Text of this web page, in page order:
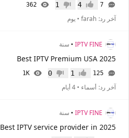
7 إعجاب4 عدم إعجاب
1
362
آخر رد: farah
• يوم
IPTV FINE
• سنة
Best IPTV Premium USA 2025
125 إعجاب1 عدم إعجاب
0
1K
آخر رد: أسماء • 4 أيام
IPTV FINE
• سنة
Best IPTV service provider in 2025